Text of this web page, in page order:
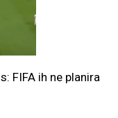
FIFA ih ne planira